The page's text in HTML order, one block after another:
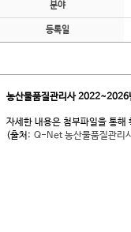
분야
등록일
농산물품질관리사 2022~2026
자세한 내용은 첨부파일을 통
(출처: Q-Net 농산물품질관리